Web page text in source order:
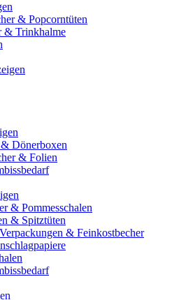
& Popcorntüten
& Trinkhalme
Dönerboxen
& Folien
& Pommesschalen
& Spitztüten
& Feinkostbecher